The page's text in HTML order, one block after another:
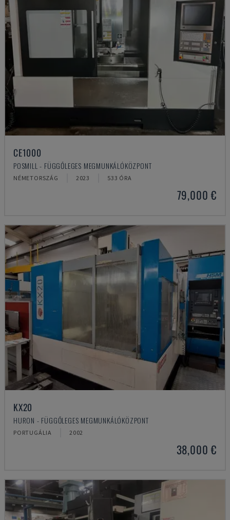
CE1000
POSMILL - FÜGGŐLEGES MEGMUNKÁLÓKÖZPONT
NÉMETORSZÁG 2023 533 ÓRA
79,000 €
KX20
HURON - FÜGGŐLEGES MEGMUNKÁLÓKÖZPONT
PORTUGÁLIA 2002
38,000 €